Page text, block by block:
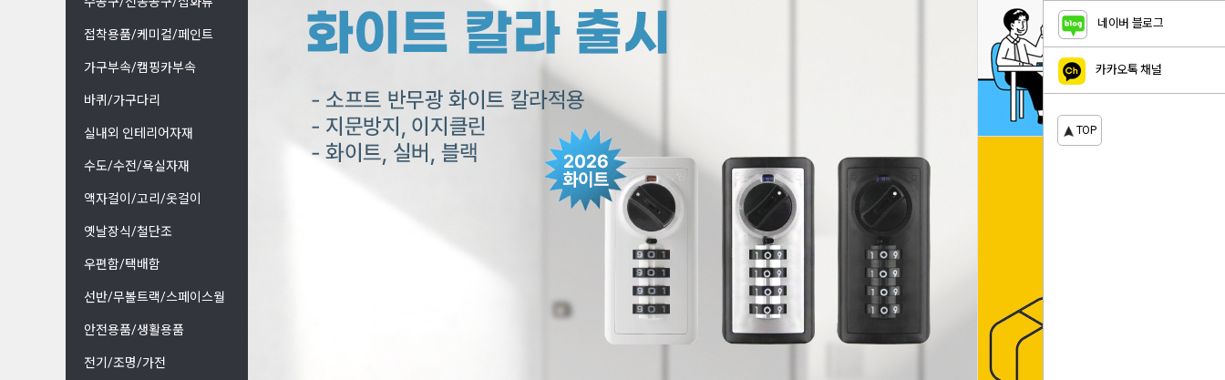
네이버 블로그
카카오톡 채널
TOP
접착용품/케미컬/페인트
가구부속/캠핑카부속
바퀴/가구다리
실내외 인테리어자재
수도/수전/욕실자재
액자걸이/고리/옷걸이
옛날장식/철단조
우편함/택배함
선반/무볼트랙/스페이스월
안전용품/생활용품
전기/조명/가전